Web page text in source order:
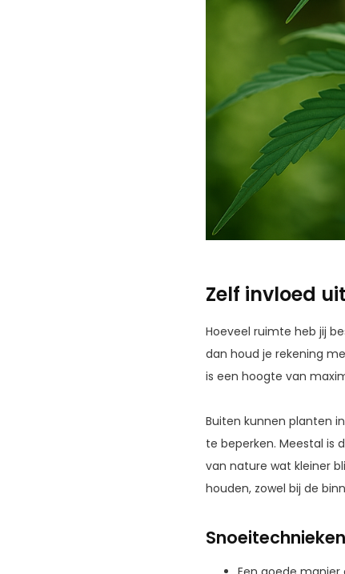
Zelf invloed
Hoeveel ruimte heb jij
dan houd je rekening
is een hoogte van
Buiten kunnen planten
te beperken. Meestal is
van nature wat kleiner
houden, zowel bij de
Snoeitechnieken